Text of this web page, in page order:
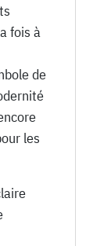
fois à
de
les